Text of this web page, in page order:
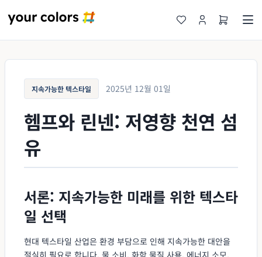
지속가능한 텍스타일 2025년 12월 01일
헴프와 린넨: 저영향 천연 섬
유
서론: 지속가능한 미래를 위한 텍스타
일 선택
현대 텍스타일 산업은 환경 부담으로 인해 지속가능한 대안을
절실히 필요로 합니다. 물 소비, 화학 물질 사용, 에너지 소모,